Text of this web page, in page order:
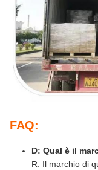
FAQ:
D: Qual è il
R: Il marchio di